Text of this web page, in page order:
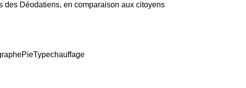
Déodatiens, en comparaison aux citoyens